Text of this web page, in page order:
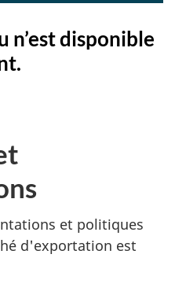
n’est disponible
et politiques
d'exportation est